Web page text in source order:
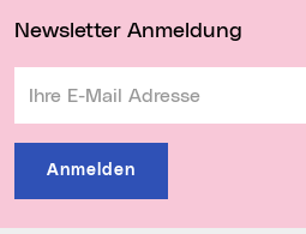
Newsletter Anmeldung
Anmelden